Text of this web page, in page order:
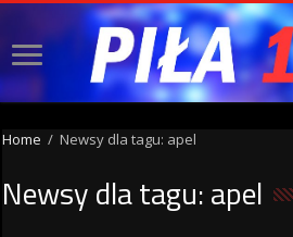
Home / Newsy dla tagu: apel
Newsy dla tagu:apel